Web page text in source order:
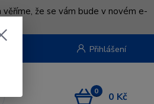
že se vám bude v novém e-
Přihlášení
0 0 Kč